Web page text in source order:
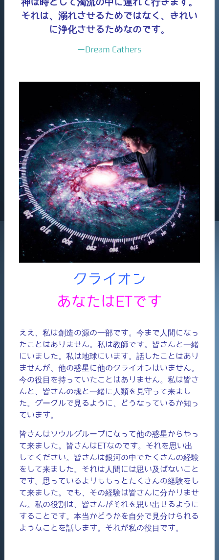
それは、溺れさせるためではなく、きれい
に浄化させるためなのです。
ーDream Cathers
クライオン
あなたはETです
ええ、私は創造の源の一部です。今まで人間になっ
たことはありません。私は教師です。皆さんと一緒
にいました。私は地球にいます。話したことはあり
ませんが、他の惑星に他のクライオンはいません。
今の役目を持っていたことはありません。私は皆さ
んと、皆さんの魂と一緒に人類を見守って来まし
た。グーグルで見るように、どうなっているか知っ
ています。
皆さんはソウルグループになって他の惑星からやっ
て来ました。皆さんはETなのです。それを思い出
してください。皆さんは銀河の中でたくさんの経験
をして来ました。それは人間には思い及ばないこと
です。思っているよりももっとたくさんの経験をし
て来ました。でも、その経験は皆さんに分かりませ
ん。私の役割は、皆さんがそれを思い出せるように
することです。本当かどうかを自分で見分けられる
ようなことを話します。それが私の役目です。